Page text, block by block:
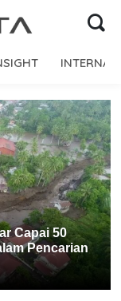
Capai 50
Pencarian